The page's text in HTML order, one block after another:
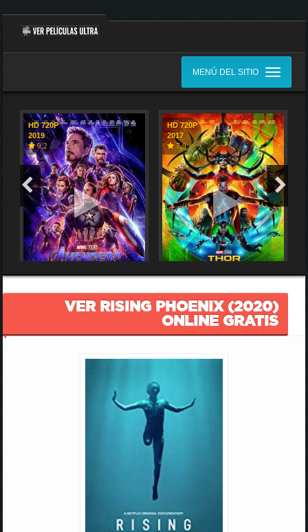
MENÚ DEL SITIO
HD 720P
2019
9,2
HD 720P
2017
7,9
VER RISING PHOENIX (2020)
ONLINE GRATIS